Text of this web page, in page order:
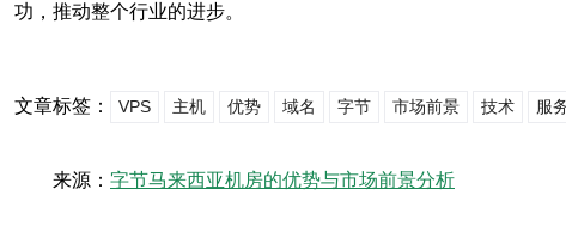
功，推动整个行业的进步。
文章标签： VPS 主机 优势 域名 字节 市场前景 技术 服
来源： 字节马来西亚机房的优势与市场前景分析